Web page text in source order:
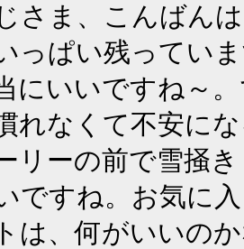
さま、こんばん
っぱい残ってい
にいいですね～
れなくて不安に
リーの前で雪掻
ですね。お気に
は、何がいいの